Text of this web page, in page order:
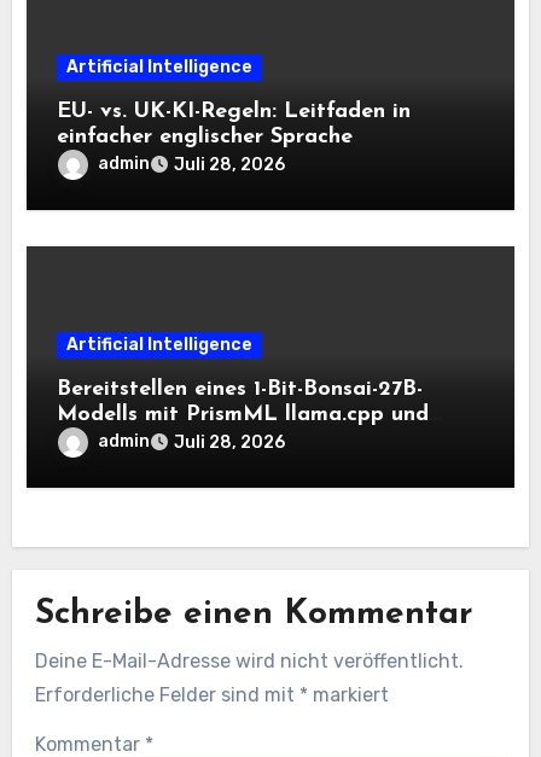
Artificial Intelligence
EU- vs. UK-KI-Regeln: Leitfaden in
einfacher englischer Sprache
admin Juli 28, 2026
Artificial Intelligence
Bereitstellen eines 1-Bit-Bonsai-27B-
Modells mit PrismML llama.cpp und
OpenAI-kompatiblen lokalen Inferenz-
Workflows
admin Juli 28, 2026
Schreibe einen Kommentar
Deine E-Mail-Adresse wird nicht veröffentlicht.
Erforderliche Felder sind mit * markiert
Kommentar *